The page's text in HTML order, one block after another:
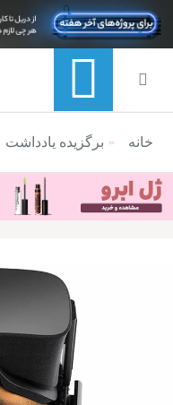
منوی ناوبری خرده نان
خانه برگزیده یادداشت